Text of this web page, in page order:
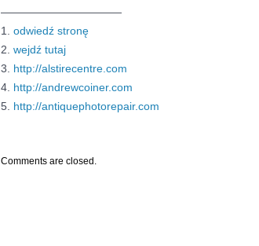
———————————
1. odwiedź stronę
2. wejdź tutaj
3. http://alstirecentre.com
4. http://andrewcoiner.com
5. http://antiquephotorepair.com
Comments are closed.